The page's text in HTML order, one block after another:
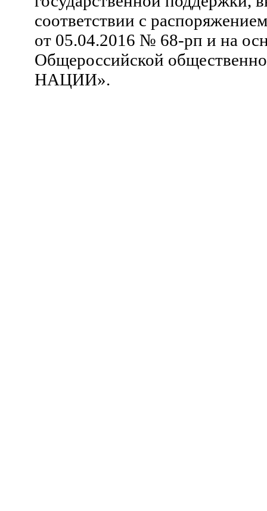
соответствии с
от 05.04.2016 № 68-рп и на
Общероссийской
НАЦИИ».